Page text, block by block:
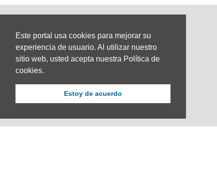
Este portal usa cookies para mejorar su
experiencia de usuario. Al utilizar nuestro
sitio web, usted acepta nuestra Política de
cookies.
Estoy de acuerdo